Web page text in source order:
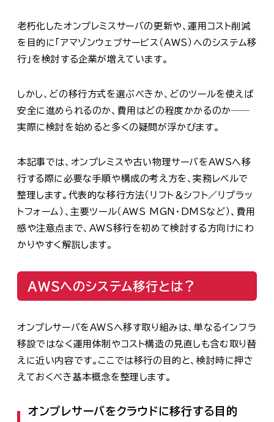
老朽化したオンプレミスサーバの更新や、運用コスト削減
を目的に「アマゾンウェブサービス（AWS）へのシステム移
行」を検討する企業が増えています。
しかし、どの移行方式を選ぶべきか、どのツールを使えば
安全に進められるのか、費用はどの程度かかるのか──
実際に検討を始めると多くの疑問が浮かびます。
本記事では、オンプレミスや古い物理サーバをAWSへ移
行する際に必要な手順や構成の考え方を、実務レベルで
整理します。代表的な移行方法（リフト＆シフト／リプラッ
トフォーム）、主要ツール（AWS MGN・DMSなど）、費用
感や注意点まで、AWS移行を初めて検討する方向けにわ
かりやすく解説します。
AWSへのシステム移行とは？
オンプレサーバをAWSへ移す取り組みは、単なるインフラ
移設ではなく運用体制やコスト構造の見直しも含む取り替
えに近い内容です。ここでは移行の目的と、検討時に押さ
えておくべき基本概念を整理します。
オンプレサーバをクラウドに移行する目的